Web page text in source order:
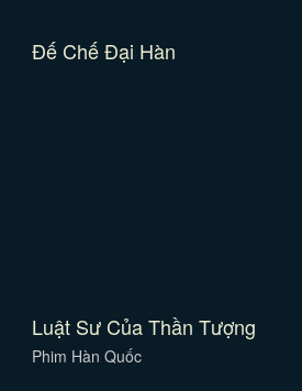
Đế Chế Đại Hàn
Luật Sư Của Thần Tượng
Phim Hàn Quốc